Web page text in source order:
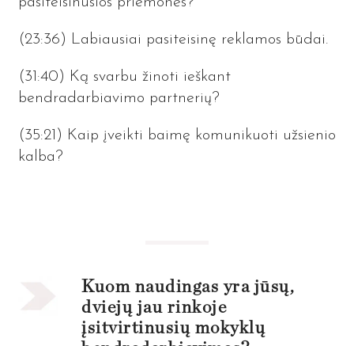
(23:36) Labiausiai pasiteisinę reklamos būdai.
(31:40) Ką svarbu žinoti ieškant
bendradarbiavimo partnerių?
(35:21) Kaip įveikti baimę komunikuoti užsienio
kalba?
Kuom naudingas yra jūsų,
dviejų jau rinkoje
įsitvirtinusių mokyklų